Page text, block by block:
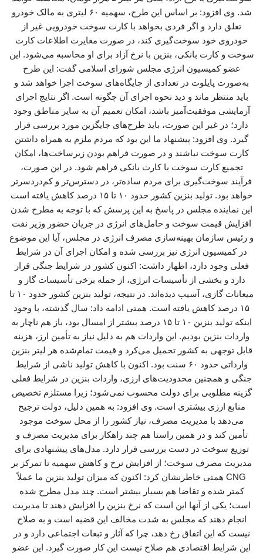
شد. وی افزود: بر اساس این طرح، سهمیه ۶۰ لیتری به مالک خودرو
تعلق دارد و اگر فردی بخواهد با کارت سوخت خودرویی غیر از
خودروی خود سوخت‌گیری کند، در صورت مغایرت اطلاعات کارت
سوخت و کارت بانکی، بنزین با نرخ آزاد برای او محاسبه می‌شود. این
عضو کمیسیون انرژی مجلس شورای اسلامی گفت: این طرح
به‌صورت پایلوت در تعدادی از جایگاه‌های سوخت اجرا خواهد شد و
باید منتظر ماند و دید نحوه اجرای آن چگونه است. اگر نتایج اجرای
آزمایشی موفقیت‌آمیز باشد، امکان تعمیم آن به سایر مناطق وجود
دارد؛ در غیر این صورت، باید طرح‌های جایگزین مورد بررسی قرار
گیرد. وی افزود: پیشنهاد ما این بود که مردم ملزم به همراه داشتن
کارت سوخت نباشند و در صورت فراهم بودن زیرساخت‌ها، امکان
تجمیع کارت سوخت با کارت بانکی فراهم شود. در این صورت،
فرآیند سوخت‌گیری برای مردم ساده‌تر، در دسترس‌تر و کم‌دردسرتر
خواهد بود. تولید بنزین کشور حدود ۱۰ تا ۱۵ درصد کاهش یافته است
این نماینده مجلس در پاسخ به این پرسش که با توجه به مطرح شدن
افزایش قیمت سوخت و حامل‌های انرژی در جریان حضور وزیر نفت
و رئیس سازمان بهینه‌سازی مصرف انرژی در مجلس، آیا این موضوع
در کمیسیون انرژی نیز بررسی شده و امکان اجرای آن در شرایط
فعلی وجود دارد، اظهار داشت: اکنون کشور در شرایط جنگی قرار
دارد و بخشی از تأسیسات انرژی، از جمله برخی تأسیسات گاز و
میعانات گازی، آسیب دیده‌اند. در نتیجه، تولید بنزین کشور حدود ۱۰ تا
۱۵ درصد کاهش یافته است. همتی ادامه داد: سال گذشته، با وجود
اینکه تولید بنزین ۱۰ تا ۱۵ درصد بیشتر از امسال بود، باز هم ناچار به
واردات بنزین بودیم. این واردات هم به دلیل نیاز به تأمین ارز، هزینه
قابل توجهی به کشور تحمیل می‌کرد و قیمت تمام‌شده هر لیتر بنزین
وارداتی حدود ۶۰ سنت بود. اکنون با کاهش تولید ناشی از شرایط
جنگی و همچنین محدودیت‌های ارزی، واردات بنزین در شرایط فعلی
گزینه مطلوبی برای دولت محسوب نمی‌شود؛ زیرا مستلزم تخصیص
منابع ارزی بیشتری است. وی افزود: به همین دلیل، دولت ترجیح
می‌دهد با مدیریت مصرف، نیاز کشور را از محل سوخت موجود
تأمین کند و در همین راستا هم چند راهکار برای مدیریت مصرف و
توزیع سوخت در دست بررسی قرار دارد. مدل‌های پیشنهادی برای
مدیریت مصرف سوخت؛ از افزایش نرخ و کاهش سهمیه تا تمرکز بر
CNG همتی خاطرنشان کرد: اکنون که میزان تولید بنزین ما عملاً
کمتر شده و تقاضا هم بسیار بیشتر است. چند مدل مطرح شده
است؛ یکی از آنها این است که نرخ بنزین را افزایش دهند تا مدیریت
انجام دهند که مجلس به شدت مخالف این قضیه است و به صلاح
نیست که این اتفاق رخ دهد، چرا که آثار و تبعات اجتماعی دارد و در
این شرایط اقتصادی هم صلاح نیست این کار صورت گیرد. این عضو